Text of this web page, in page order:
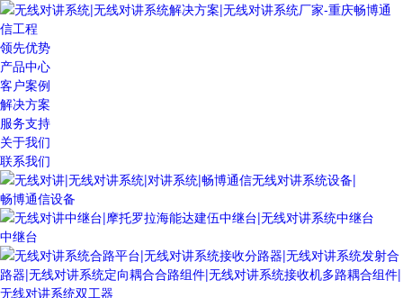
领先优势
产品中心
客户案例
解决方案
服务支持
关于我们
联系我们
畅博通信设备
中继台